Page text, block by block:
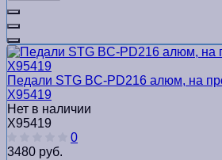
Педали STG BC-PD216 алюм, на
Х95419
Нет в наличии
Х95419
0
3480 руб.